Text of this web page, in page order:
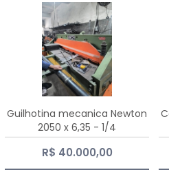
Guilhotina mecanica Newton
2050 x 6,35 - 1/4
R$ 40.000,00